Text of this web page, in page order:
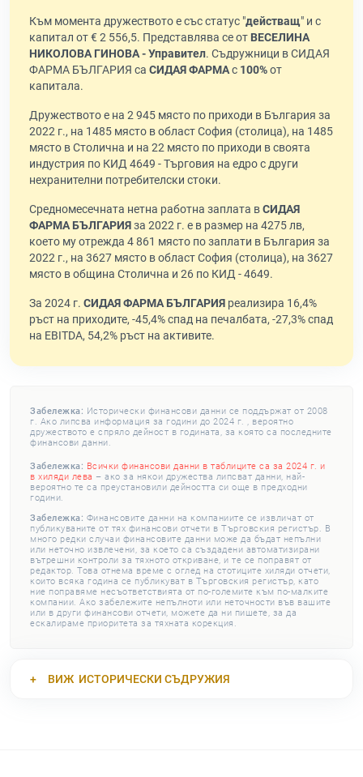
Към момента дружеството е със статус "действащ" и с
капитал от € 2 556,5. Представлява се от ВЕСЕЛИНА
НИКОЛОВА ГИНОВА - Управител. Съдружници в СИДАЯ
ФАРМА БЪЛГАРИЯ са СИДАЯ ФАРМАс 100%от
капитала.
Дружеството е на 2 945 място по приходи в България за
2022 г., на 1485 място в област София (столица), на 1485
място в Столична и на 22 място по приходи в своята
индустрия по КИД 4649 - Търговия на едро с други
нехранителни потребителски стоки.
Средномесечната нетна работна заплата вСИДАЯ
ФАРМА БЪЛГАРИЯза 2022 г. е в размер на 4275 лв,
което му отрежда 4 861 място по заплати в България за
2022 г., на 3627 място в област София (столица), на 3627
място в община Столична и 26 по КИД - 4649.
За 2024 г. СИДАЯ ФАРМА БЪЛГАРИЯ реализира 16,4%
ръст на приходите, -45,4% спад на печалбата, -27,3% спад
на EBITDA, 54,2% ръст на активите.
Забележка: Исторически финансови данни се поддържат от 2008
г. Ако липсва информация за години до 2024 г. , вероятно
дружеството е спряло дейност в годината, за която са последните
финансови данни.
Забележка: Всички финансови данни в таблиците са за 2024 г. и
в хиляди лева – ако за някои дружества липсват данни, най-
вероятно те са преустановили дейността си още в предходни
години.
Забележка: Финансовите данни на компаниите се извличат от
публикуваните от тях финансови отчети в Търговския регистър. В
много редки случаи финансовите данни може да бъдат непълни
или неточно извлечени, за което са създадени автоматизирани
вътрешни контроли за тяхното откриване, и те се поправят от
редактор. Това отнема време с оглед на стотиците хиляди отчети,
които всяка година се публикуват в Търговския регистър, като
ние поправяме несъответствията от по-големите към по-малките
компании. Ако забележите непълноти или неточности във вашите
или в други финансови отчети, можете да ни пишете, за да
ескалираме приоритета за тяхната корекция.
ВИЖ ИСТОРИЧЕСКИ СЪДРУЖИЯ